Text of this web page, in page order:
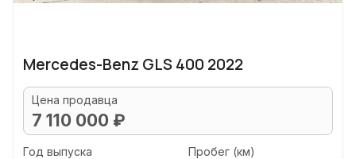
Mercedes-Benz GLS 400 2022
Цена продавца
7 110 000 ₽
Год выпуска Пробег (км)